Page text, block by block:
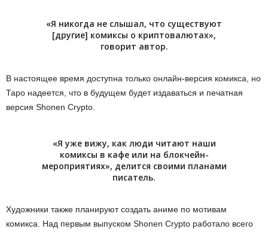
«Я никогда не слышал, что существуют
[другие] комиксы о криптовалютах»,
говорит автор.
В настоящее время доступна только онлайн-версия комикса, но
Таро надеется, что в будущем будет издаваться и печатная
версия Shonen Crypto.
«Я уже вижу, как люди читают наши
комиксы в кафе или на блокчейн-
мероприятиях», делится своими планами
писатель.
Художники также планируют создать аниме по мотивам
комикса. Над первым выпуском Shonen Crypto работало всего